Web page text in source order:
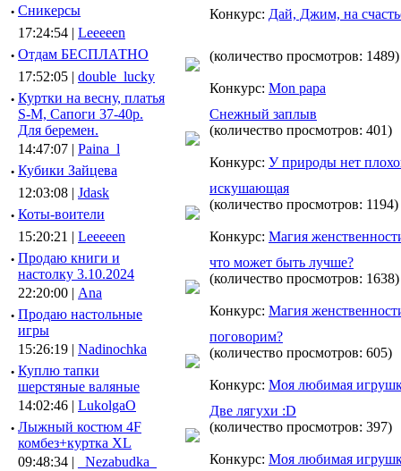
· Сникерсы
17:24:54 | Leeeeen
· Отдам БЕСПЛАТНО
17:52:05 | double_lucky
· Куртки на весну, платья
S-M, Сапоги 37-40р.
Для беремен.
14:47:07 | Paina_l
· Кубики Зайцева
12:03:08 | Jdask
· Коты-воители
15:20:21 | Leeeeen
· Продаю книги и
настолку 3.10.2024
22:20:00 | Ana
· Продаю настольные
игры
15:26:19 | Nadinochka
· Куплю тапки
шерстяные валяные
14:02:46 | LukolgaO
· Лыжный костюм 4F
комбез+куртка XL
09:48:34 |
_Nezabudka_
Конкурс: Дай, Джим, на
(количество просмотров: 1489)
Конкурс: Mon papa
Снежный заплыв
(количество просмотров: 401)
Конкурс: У природы нет
искушающая
(количество просмотров: 1194)
Конкурс: Mагия
что может быть лучше?
(количество просмотров: 1638)
Конкурс: Mагия
поговорим?
(количество просмотров: 605)
Конкурс: Моя любимая
Две лягухи :D
(количество просмотров: 397)
Конкурс: Моя любимая